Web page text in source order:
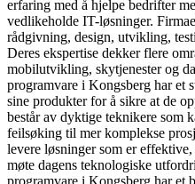
erfaring med å hjelpe bedrifter
vedlikeholde IT-løsninger.
rådgivning, design, utvikling,
Deres ekspertise dekker flere
mobilutvikling, skytjenester og
programvare i Kongsberg har et
sine produkter for å sikre at de
består av dyktige teknikere som
feilsøking til mer komplekse
levere løsninger som er
møte dagens teknologiske
programvare i Kongsberg har et